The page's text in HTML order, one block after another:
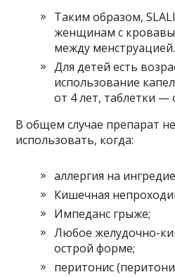
Таким образом,
женщинам с
между менструацией.
Для детей есть
использование
от 4 лет, таблетки —
В общем случае препарат
использовать, когда:
аллергия на
Кишечная
Импеданс грыже;
Любое желудочно-
острой форме;
перитонис